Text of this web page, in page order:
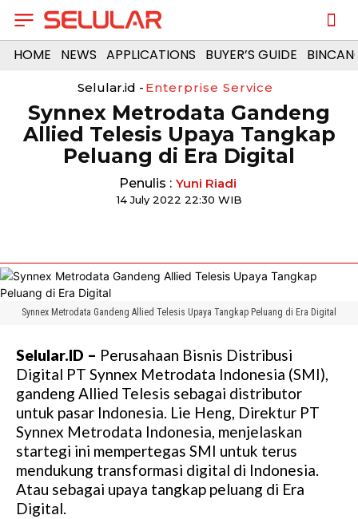
HOME NEWS APPLICATIONS BUYER’S GUIDE
Selular.id - Enterprise Service
Synnex Metrodata Gandeng
Allied Telesis Upaya Tangkap
Peluang di Era Digital
Penulis : Yuni Riadi
14 July 2022 22:30 WIB
Synnex Metrodata Gandeng Allied Telesis Upaya Tangkap Peluang di Era Digital
Selular.ID – Perusahaan Bisnis Distribusi
Digital PT Synnex Metrodata Indonesia (SMI),
gandeng Allied Telesis sebagai distributor
untuk pasar Indonesia. Lie Heng, Direktur PT
Synnex Metrodata Indonesia, menjelaskan
startegi ini mempertegas SMI untuk terus
mendukung transformasi digital di Indonesia.
Atau sebagai upaya tangkap peluang di Era
Digital.